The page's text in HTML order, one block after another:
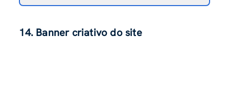
14. Banner criativo do site